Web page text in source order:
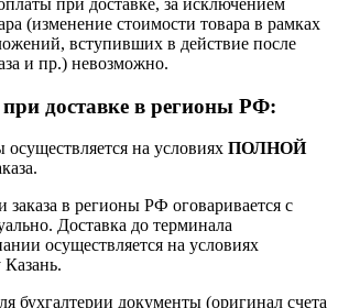
(изменение стоимости товара в рамках
вступивших в действие после
и пр.) невозможно.
доставке в регионы РФ:
осуществляется на условиях ПОЛНОЙ
заказа в регионы РФ оговаривается с
Доставка до терминала
осуществляется на условиях
Казань.
бухгалтерии документы (оригинал счета